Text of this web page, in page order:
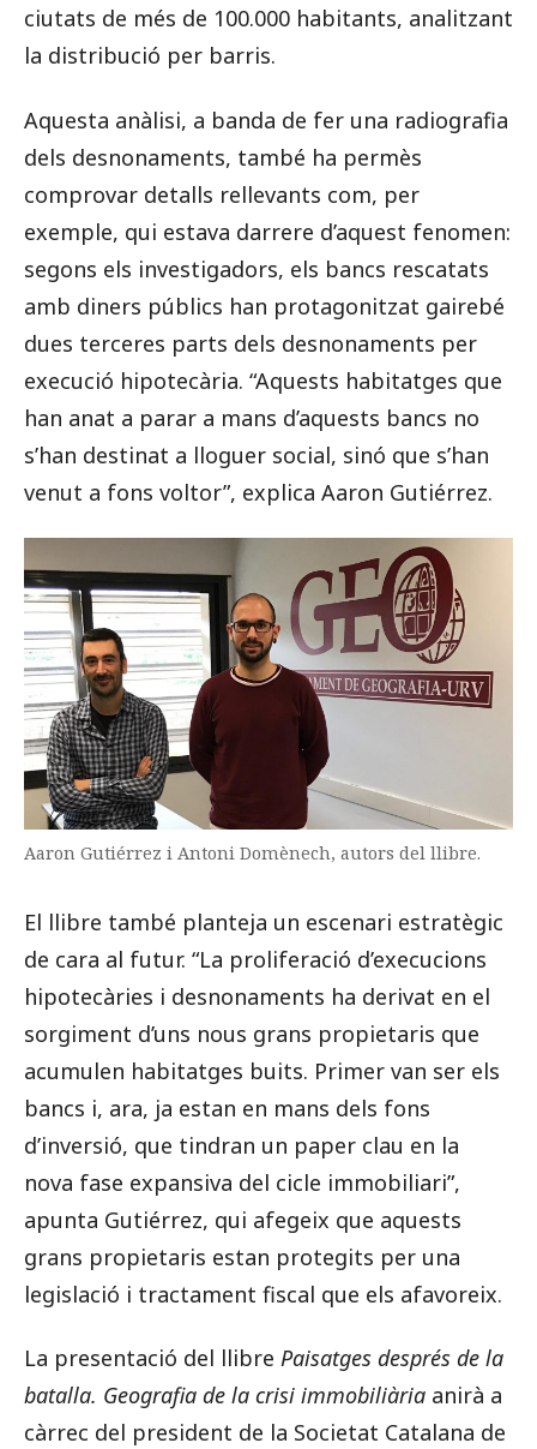
ciutats de més de 100.000 habitants, analitzant
la distribució per barris.
Aquesta anàlisi, a banda de fer una radiografia
dels desnonaments, també ha permès
comprovar detalls rellevants com, per
exemple, qui estava darrere d’aquest fenomen:
segons els investigadors, els bancs rescatats
amb diners públics han protagonitzat gairebé
dues terceres parts dels desnonaments per
execució hipotecària. “Aquests habitatges que
han anat a parar a mans d’aquests bancs no
s’han destinat a lloguer social, sinó que s’han
venut a fons voltor”, explica Aaron Gutiérrez.
Aaron Gutiérrez i Antoni Domènech, autors del llibre.
El llibre també planteja un escenari estratègic
de cara al futur. “La proliferació d’execucions
hipotecàries i desnonaments ha derivat en el
sorgiment d’uns nous grans propietaris que
acumulen habitatges buits. Primer van ser els
bancs i, ara, ja estan en mans dels fons
d’inversió, que tindran un paper clau en la
nova fase expansiva del cicle immobiliari”,
apunta Gutiérrez, qui afegeix que aquests
grans propietaris estan protegits per una
legislació i tractament fiscal que els afavoreix.
La presentació del llibre Paisatges després de la
batalla. Geografia de la crisi immobiliària anirà a
càrrec del president de la Societat Catalana de